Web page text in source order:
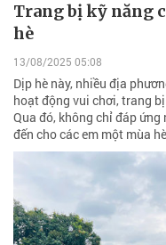
Trang bị kỹ năng
hè
13/08/2025 05:08
Dịp hè này, nhiều địa
hoạt động vui chơi, trang
Qua đó, không chỉ đáp
đến cho các em một mùa